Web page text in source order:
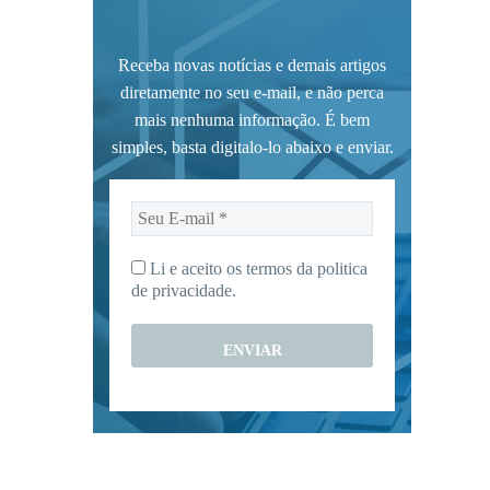
Receba novas notícias e demais artigos
diretamente no seu e-mail, e não perca
mais nenhuma informação. É bem
simples, basta digitalo-lo abaixo e enviar.
Seu
E-
* Li e aceito os termos da politica
de privacidade.